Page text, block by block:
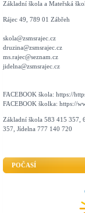
Základní škola a Mateřská
Rájec 49, 789 01 Zábřeh
skola@zsmsrajec.cz
druzina@zsmsrajec.cz
ms.rajec@seznam.cz
jidelna@zsmsrajec.cz
FACEBOOK škola: https://
FACEBOOK školka: https://
Základní škola 583 415 357,
357, Jídelna 777 140 720
POČASÍ